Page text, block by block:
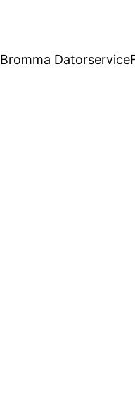
Bromma Datorservice